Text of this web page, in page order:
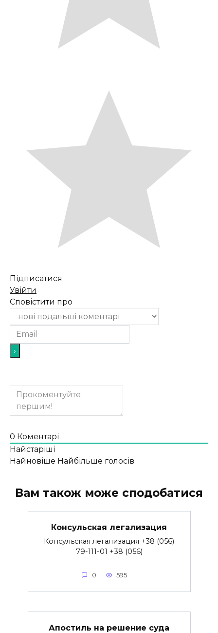
Підписатися
Увійти
Сповістити про
0 Коментарі
Найстаріші
Найновіше Найбільше голосів
Вам також може сподобатися
Консульская легализация
Консульская легализация +38 (056)
79-111-01 +38 (056)
0 595
Апостиль на решение суда